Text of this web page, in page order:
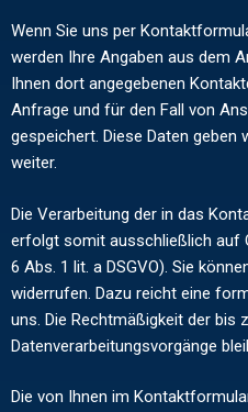
Wenn Sie uns per
werden Ihre Angaben aus dem
Ihnen dort angegebenen
Anfrage und für den Fall von
gespeichert. Diese Daten geben
weiter.
Die Verarbeitung der in das
erfolgt somit ausschließlich auf
6 Abs. 1 lit. a DSGVO). Sie
widerrufen. Dazu reicht eine
uns. Die Rechtmäßigkeit der bis
Datenverarbeitungsvorgänge
Die von Ihnen im